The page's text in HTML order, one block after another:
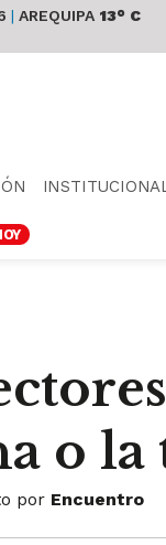
| AREQUIPA 13° C
o
por Encuentro